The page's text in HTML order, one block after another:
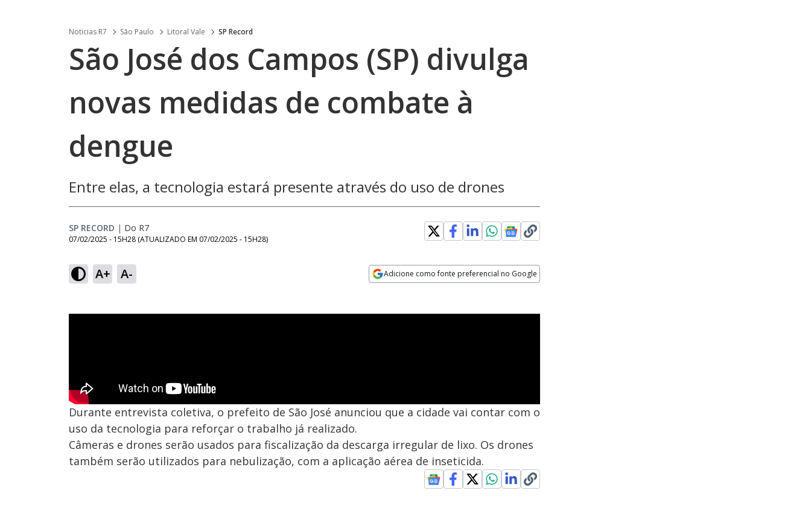
Noticias R7 São Paulo Litoral Vale SP Record
São José dos Campos (SP) divulga
novas medidas de combate à
dengue
Entre elas, a tecnologia estará presente através do uso de drones
SP RECORD | Do R7
07/02/2025 - 15H28 (ATUALIZADO EM 07/02/2025 - 15H28)
A+ A- Adicione como fonte preferencial no Google
Durante entrevista coletiva, o prefeito de São José anunciou que a cidade vai contar com o
uso da tecnologia para reforçar o trabalho já realizado.
Câmeras e drones serão usados para fiscalização da descarga irregular de lixo. Os drones
também serão utilizados para nebulização, com a aplicação aérea de inseticida.